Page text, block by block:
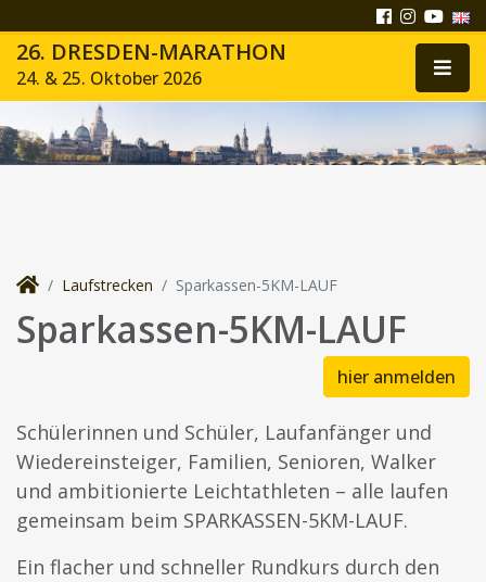
26. DRESDEN-MARATHON
24. & 25. Oktober 2026
Laufstrecken Sparkassen-5KM-LAUF
Sparkassen-5KM-LAUF
hier anmelden
Schülerinnen und Schüler, Laufanfänger und
Wiedereinsteiger, Familien, Senioren, Walker
und ambitionierte Leichtathleten – alle laufen
gemeinsam beim SPARKASSEN-5KM-LAUF.
Ein flacher und schneller Rundkurs durch den